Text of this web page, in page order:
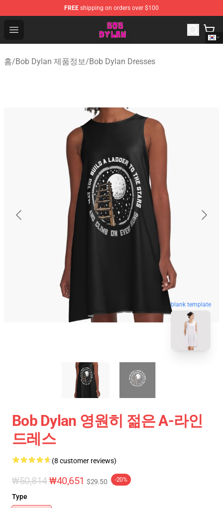
FREE shipping on orders over $100
Open menu
Bob Dylan Store - Official Bob Dylan Merchandise Shop
홈/Bob Dylan 제품정보/Bob Dylan Dresses
blank template
Bob Dylan 영원히 젊은 A-라인
드레스
(8 customer reviews)
₩50,814₩40,651 $29.50 -20%
Type